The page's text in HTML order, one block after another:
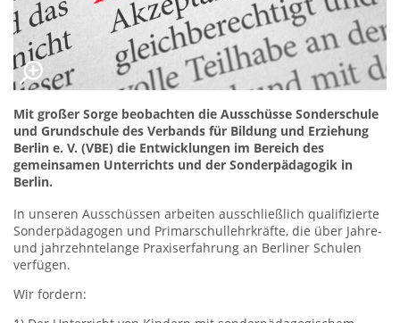
Mit großer Sorge beobachten die Ausschüsse Sonderschule
und Grundschule des Verbands für Bil­dung und Erziehung
Berlin e. V. (VBE) die Entwicklungen im Bereich des
gemeinsamen Unterrichts und der Son­derpäda­gogik in
Berlin.
In unseren Ausschüssen arbeiten ausschließlich qualifizierte
Sonderpä­da­go­gen und Primarschullehrkräfte, die über Jahre-
und jahrzehntelange Praxiserfahrung an Berliner Schu­len
verfügen.
Wir fordern: